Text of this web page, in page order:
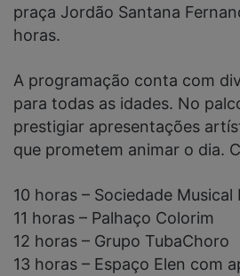
praça Jordão Santana
horas.
A programação conta com
para todas as idades. No
prestigiar apresentações
que prometem animar o dia.
10 horas – Sociedade
11 horas – Palhaço Colorim
12 horas – Grupo TubaChoro
13 horas – Espaço Elen com